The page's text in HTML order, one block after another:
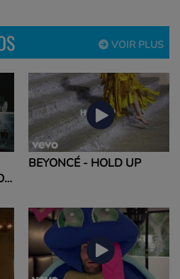
VOIR PLUS
BEYONCÉ - HOLD UP